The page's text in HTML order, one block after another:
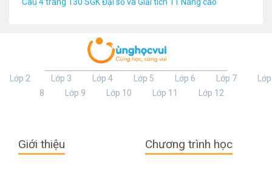
Lớp 2 Lớp 3 Lớp 4 Lớp 5 Lớp 6 Lớp 7
Lớp
8
Lớp 9 Lớp 10 Lớp 11 Lớp 12
Giới thiệu Chương trình học